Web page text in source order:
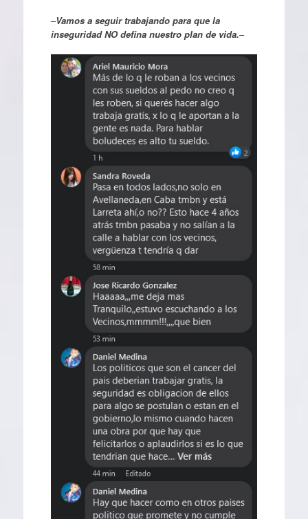
–Vamos a seguir trabajando para que la
inseguridad NO defina nuestro plan de vida.–